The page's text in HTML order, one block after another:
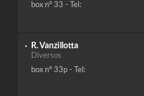
box nº 33 - Tel:
R. Vanzillotta
Diversos
box nº 33p - Tel: